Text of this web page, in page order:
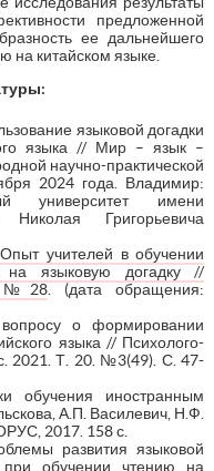
предложенной
ее дальнейшего
на китайском языке.
языковой догадки
языка // Мир – язык –
научно-практической
2024 года. Владимир:
университет имени
Григорьевича
учителей в обучении
языковую догадку //
№28 . (дата обращения:
о формировании
языка // Психолого-
2021. Т. 20. №3(49). С. 47-
обучения иностранным
А.П. Василевич, Н.Ф.
2017. 158 с.
развития языковой
при обучении чтению на